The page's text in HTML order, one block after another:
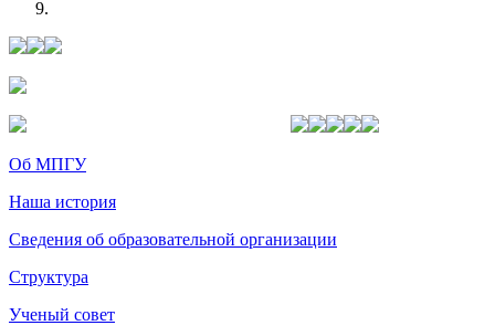
Об МПГУ
Наша история
Сведения об образовательной организации
Структура
Ученый совет